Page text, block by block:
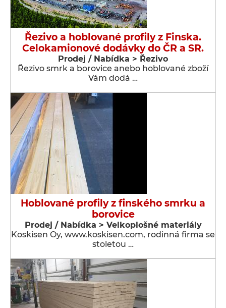
Řezivo a hoblované profily z Finska.
Celokamionové dodávky do ČR a SR.
Prodej / Nabídka > Řezivo
Řezivo smrk a borovice anebo hoblované zboží
Vám dodá …
Hoblované profily z finského smrku a
borovice
Prodej / Nabídka > Velkoplošné materiály
Koskisen Oy, www.koskisen.com, rodinná firma se
stoletou …